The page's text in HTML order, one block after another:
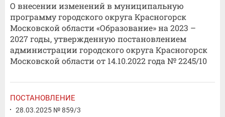
О внесении изменений в муниципальную
программу городского округа Красногорск
Московской области «Образование» на 2023 –
2027 годы, утвержденную постановлением
администрации городского округа Красногорск
Московской области от 14.10.2022 года № 2245/10
ПОСТАНОВЛЕНИЕ
28.03.2025 № 859/3